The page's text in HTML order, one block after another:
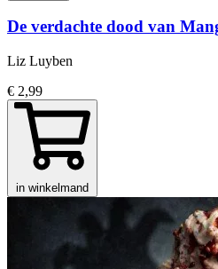
De verdachte dood van
Liz Luyben
€ 2,99
in winkelmand